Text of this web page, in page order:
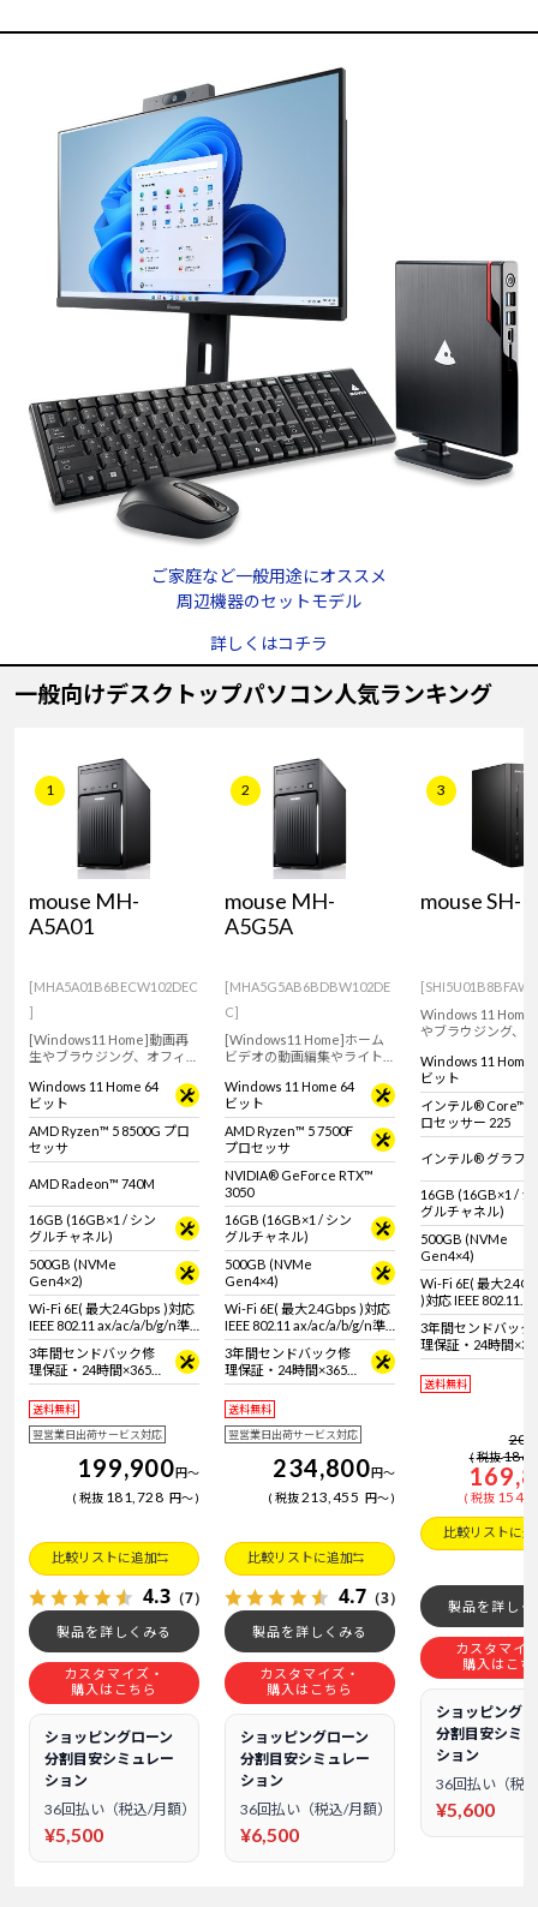
ご家庭など一般用途にオススメ
周辺機器のセットモデル
詳しくはコチラ
一般向けデスクトップパソコン人気ランキング
1
mouse MH-
A5A01
[MHA5A01B6BECW102DEC
]
[Windows11 Home]動画再
生やブラウジング、オフィス
スタンダードデスクトップ
パソコン。【キーボード・マ
ウス標準付属】
Windows 11 Home 64
ビット
AMD Ryzen™ 5 8500G プロ
セッサ
AMD Radeon™ 740M
16GB (16GB×1 / シン
グルチャネル)
500GB (NVMe
Gen4×2)
Wi-Fi 6E( 最大2.4Gbps )対応
IEEE 802.11 ax/ac/a/b/g/n準
拠 ＋ Bluetooth 5内蔵
3年間センドバック修
理保証・24時間×365
日電話サポート
送料無料
翌営業日出荷サービス対応
199,900円～
税抜 181,728 円～
比較リストに追加
4.3 （7）
製品を詳しくみる
カスタマイズ・
購入はこちら
ショッピングローン
分割目安シミュレー
ション
36回払い（税込/月額）
¥5,500
2
mouse MH-
A5G5A
[MHA5G5AB6BDBW102DE
C]
[Windows11 Home]ホーム
ビデオの動画編集やライト
ダードデスクトップパソコ
ン。【キーボード・マウス標
準付属】
Windows 11 Home 64
ビット
AMD Ryzen™ 5 7500F
プロセッサ
NVIDIA® GeForce RTX™
3050
16GB (16GB×1 / シン
グルチャネル)
500GB (NVMe
Gen4×4)
Wi-Fi 6E( 最大2.4Gbps )対応
IEEE 802.11 ax/ac/a/b/g/n準
拠 ＋ Bluetooth 5内蔵
3年間センドバック修
理保証・24時間×365
日電話サポート
送料無料
翌営業日出荷サービス対応
234,800円～
税抜213,455 円～
比較リストに追加
4.7 （3）
製品を詳しくみる
カスタマイズ・
購入はこちら
ショッピングローン
分割目安シミュレー
ション
36回払い（税込/月額）
¥6,500
3
mouse SH-
Windows 11 Home
やブラウジング、
リム型デスクトッ
ン！AI処理を効率
するNPU搭載。【
ド・マウス標準付
Windows 11 Home
ビット
インテル® Core™
ロセッサー 225
インテル® グラフ
16GB (16GB×1 / シ
グルチャネル)
500GB (NVMe
Gen4×4)
Wi-Fi 6E( 最大
)対応 IEEE 802.11
ax/ac/a/b/g/n準拠
Bluetooth 5内蔵
3年間センドバック
理保証・24時間
日電話サポート
送料無料
税抜
税抜
比較リストに追
製品を詳しく
カスタマイ
購入はこち
ショッピング
分割目安シミ
ション
36回払い（税
¥5,600